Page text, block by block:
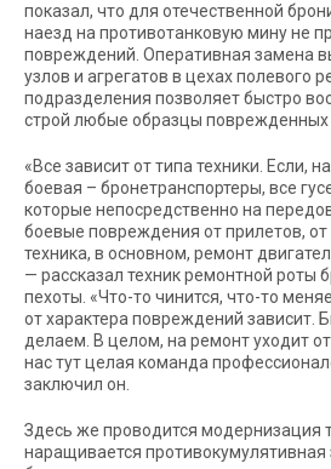
показал, что для отечественной
наезд на противотанковую мину не
повреждений. Оперативная замена
узлов и агрегатов в цехах полевого
подразделения позволяет быстро
строй любые образцы поврежденных
«Все зависит от типа техники. Если,
боевая – бронетранспортеры, все
которые непосредственно на
боевые повреждения от прилетов,
техника, в основном, ремонт
— рассказал техник ремонтной роты
пехоты. «Что-то чинится, что-то
от характера повреждений зависит.
делаем. В целом, на ремонт уходит
нас тут целая команда
заключил он.
Здесь же проводится модернизация
наращивается противокумулятивная